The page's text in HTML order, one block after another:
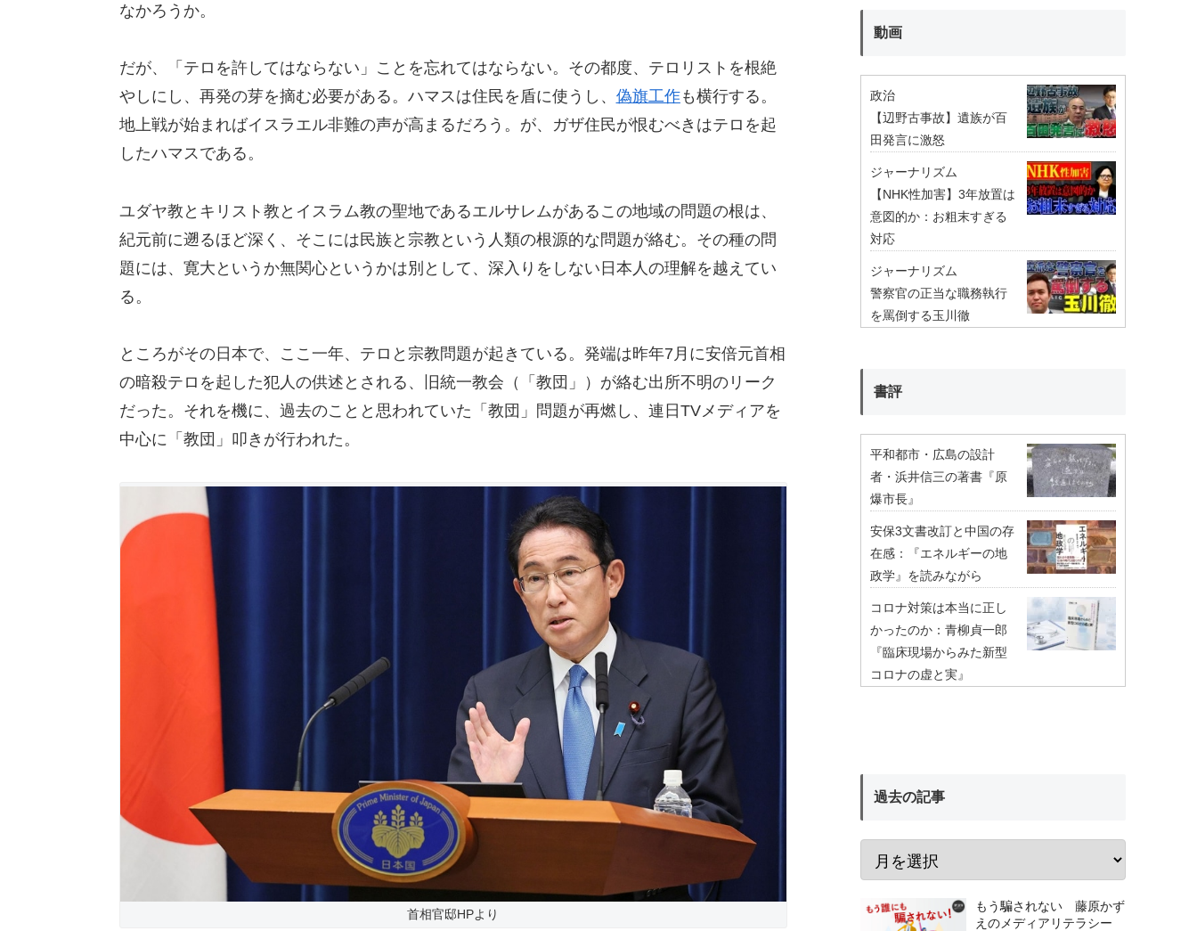
なかろうか。
だが、「テロを許してはならない」ことを忘れてはならない。その都度、テロリストを根絶
やしにし、再発の芽を摘む必要がある。ハマスは住民を盾に使うし、 偽旗工作も横行する。
地上戦が始まればイスラエル非難の声が高まるだろう。が、ガザ住民が恨むべきはテロを起
したハマスである。
ユダヤ教とキリスト教とイスラム教の聖地であるエルサレムがあるこの地域の問題の根は、
紀元前に遡るほど深く、そこには民族と宗教という人類の根源的な問題が絡む。その種の問
題には、寛大というか無関心というかは別として、深入りをしない日本人の理解を越えてい
る。
ところがその日本で、ここ一年、テロと宗教問題が起きている。発端は昨年7月に安倍元首相
の暗殺テロを起した犯人の供述とされる、旧統一教会（「教団」）が絡む出所不明のリーク
だった。それを機に、過去のことと思われていた「教団」問題が再燃し、連日TVメディアを
中心に「教団」叩きが行われた。
首相官邸HPより
動画
政治
【辺野古事故】遺族が百
田発言に激怒
ジャーナリズム
【NHK性加害】3年放置は
意図的か：お粗末すぎる
対応
ジャーナリズム
警察官の正当な職務執行
を罵倒する玉川徹
書評
平和都市・広島の設計
者・浜井信三の著書『原
爆市長』
安保3文書改訂と中国の存
在感：『エネルギーの地
政学』を読みながら
コロナ対策は本当に正し
かったのか：青柳貞一郎
『臨床現場からみた新型
コロナの虚と実』
過去の記事
もう騙されない 藤原かず
えのメディアリテラシー